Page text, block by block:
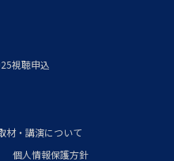
視聴申込
材・講演について
個人情報保護方針